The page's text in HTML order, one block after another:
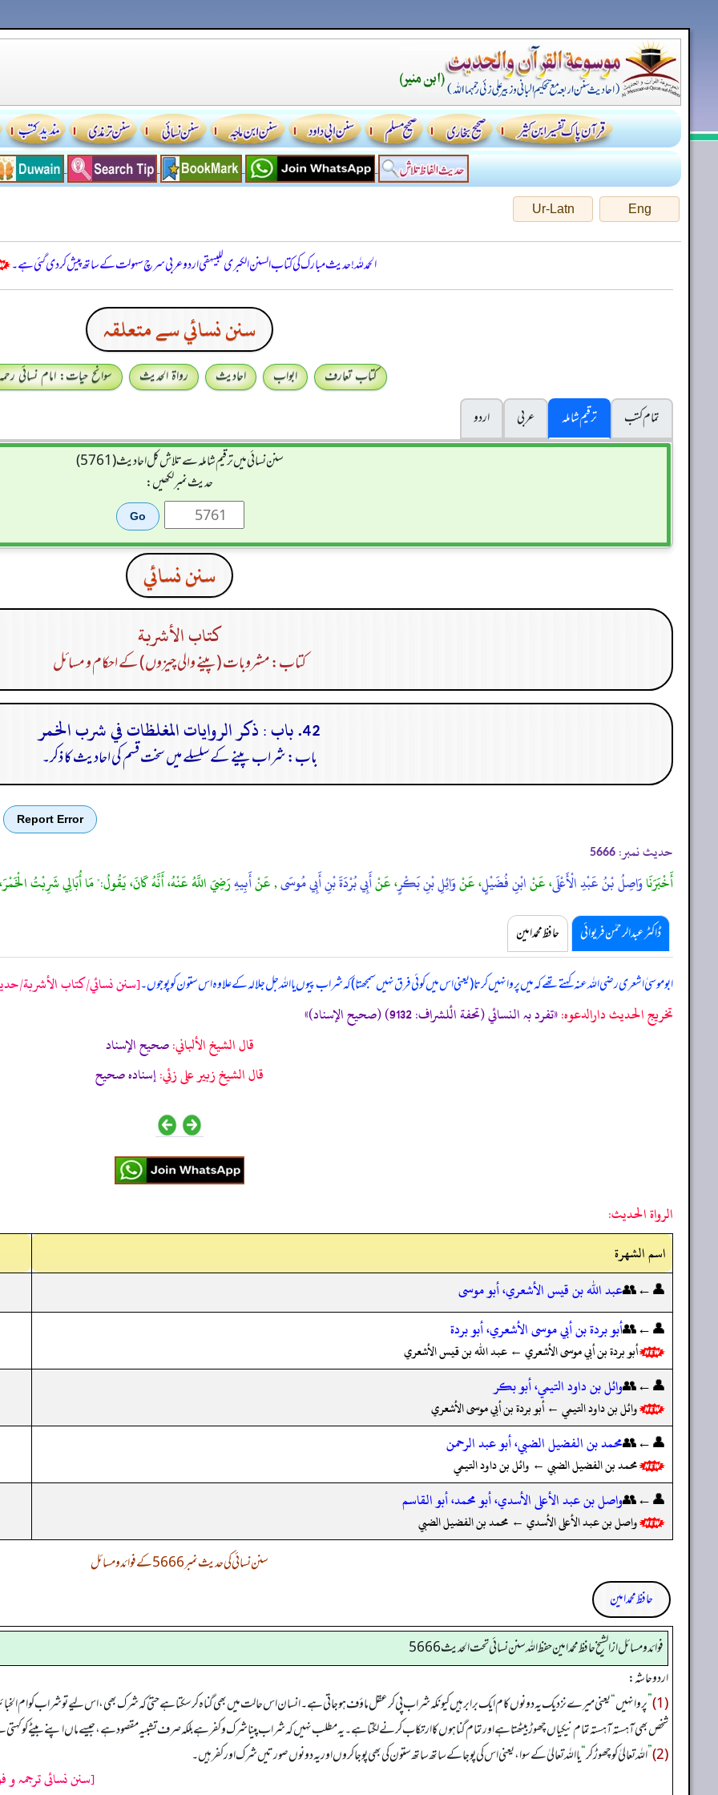
Eng
Ur-Latn
الحمدللہ! حدیث مبارک کی کتاب السنن الكبرى للبيهقي اردو عربی سرچ سہولت کے ساتھ پیش کر دی گئی ہے۔
سنن نسائي سے متعلقہ
کتاب تعارف ابواب احادیث رواۃ الحدیث
سوانح حیات: امام نسائی
تمام کتب
ترقیم شاملہ عربی
اردو
سنن نسائی میں ترقیم شاملہ سے تلاش کل احادیث (5761)
حدیث نمبر لکھیں:
سنن نسائي
كتاب الأشربة
کتاب: مشروبات (پینے والی چیزوں) کے احکام و مسائل
42. باب : ذكر الروايات المغلظات في شرب الخمر
باب: شراب پینے کے سلسلے میں سخت قسم کی احادیث کا ذکر۔
Report Error
حدیث نمبر: 5666
أَخْبَرَنَاوَاصِلُ بْنُ عَبْدِ الْأَعْلَى، عَنْابْنِ فُضَيْلٍ، عَنْوَائِلِ بْنِ بَكْرٍ، عَنْأَبِي بُرْدَةَ بْنِ أَبِي مُوسَى, عَنْأَبِيهِرَضِيَ اللَّهُ عَنْهُ، أَنَّهُ كَانَ، يَقُولُ:" مَا أُبَالِي شَرِبْتُ
ڈاکٹر عبدالرحمٰن فریوائی حافظ محمد امین
ابوموسیٰ اشعری رضی اللہ عنہ کہتے تھے کہمیں پروا نہیں کرتا (یعنی اس میں کوئی فرق نہیں سمجھتا) کہ شراب پیوں یا اللہ جل جلالہ کے علاوہ اس ستون کو پوجوں۔[سنن نسائي/كتاب الأشربة/حدیث:
تخریج الحدیث دارالدعوہ:«تفرد بہ النسائي (تحفة الٔلشراف: 9132) (صحیح الإسناد)»
قال الشيخ الألباني:صحيح الإسناد
قال الشيخ زبير على زئي:إسناده صحيح
الرواة الحديث:
اسم الشهرة
👤←👥عبد الله بن قيس الأشعري، أبو موسى
👤←👥أبو بردة بن أبي موسى الأشعري، أبو بردة
أبو بردة بن أبي موسى الأشعري ← عبد الله بن قيس الأشعري
👤←👥وائل بن داود التيمي، أبو بكر
وائل بن داود التيمي ← أبو بردة بن أبي موسى الأشعري
👤←👥محمد بن الفضيل الضبي، أبو عبد الرحمن
محمد بن الفضيل الضبي ← وائل بن داود التيمي
👤←👥واصل بن عبد الأعلى الأسدي، أبو محمد، أبو القاسم
واصل بن عبد الأعلى الأسدي ← محمد بن الفضيل الضبي
سنن نسائی کی حدیث نمبر 5666 کے فوائد و مسائل
حافظ محمد امین
فوائد ومسائل از الشيخ حافظ محمد امين حفظ الله سنن نسائي تحت الحديث5666
اردو حاشہ:
(1)
”پروانہیں“یعنی میرے نزدیک یہ دونوں کام ایک برابر ہیں کیونکہ شراب پی کر عقل ماؤف ہو جاتی ہے۔ انسان اس حالت میں بھی گناہ کر سکتا ہے حتیٰ کہ شرک بھی، اس لیے تو شراب کو ام
شخص بھی آہستہ آہستہ تمام نیکیاں چھوڑ بیٹھتا ہے اور تمام گناہوں کا ارتکاب کرنے لگتا ہے۔ یہ مطلب نہیں کہ شراب پینا شرک وکفر ہے بلکہ صرف تشبیہ مقصود ہے، جیسے ماں اپنے بیٹے کو کہتی
(2)
”اللہ تعالیٰ کو چھوڑ کر“یا اللہ تعالیٰ کے سوا، یعنی اس کی پوجا کے ساتھ ساتھ ستون کی بھی پوجا کروں اور یہ دونوں صورتیں شرک اور کفر ہیں۔
[سنن نسائی ترجمہ و